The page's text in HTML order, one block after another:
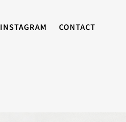
INSTAGRAM CONTACT